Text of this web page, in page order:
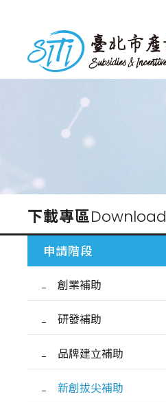
內
台北市產業獎勵補助
下載專區Download
申請階段
創業補助
研發補助
品牌建立補助
新創拔尖補助